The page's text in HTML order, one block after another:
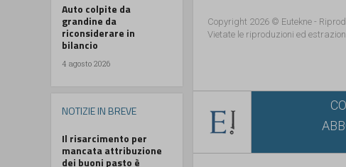
Auto colpite da
grandine da
riconsiderare in
bilancio
4 agosto 2026
NOTIZIE IN BREVE
Il risarcimento per
mancata attribuzione
dei buoni pasto è
Copyright 2026 © Eutekne -
Vietate le riproduzioni ed